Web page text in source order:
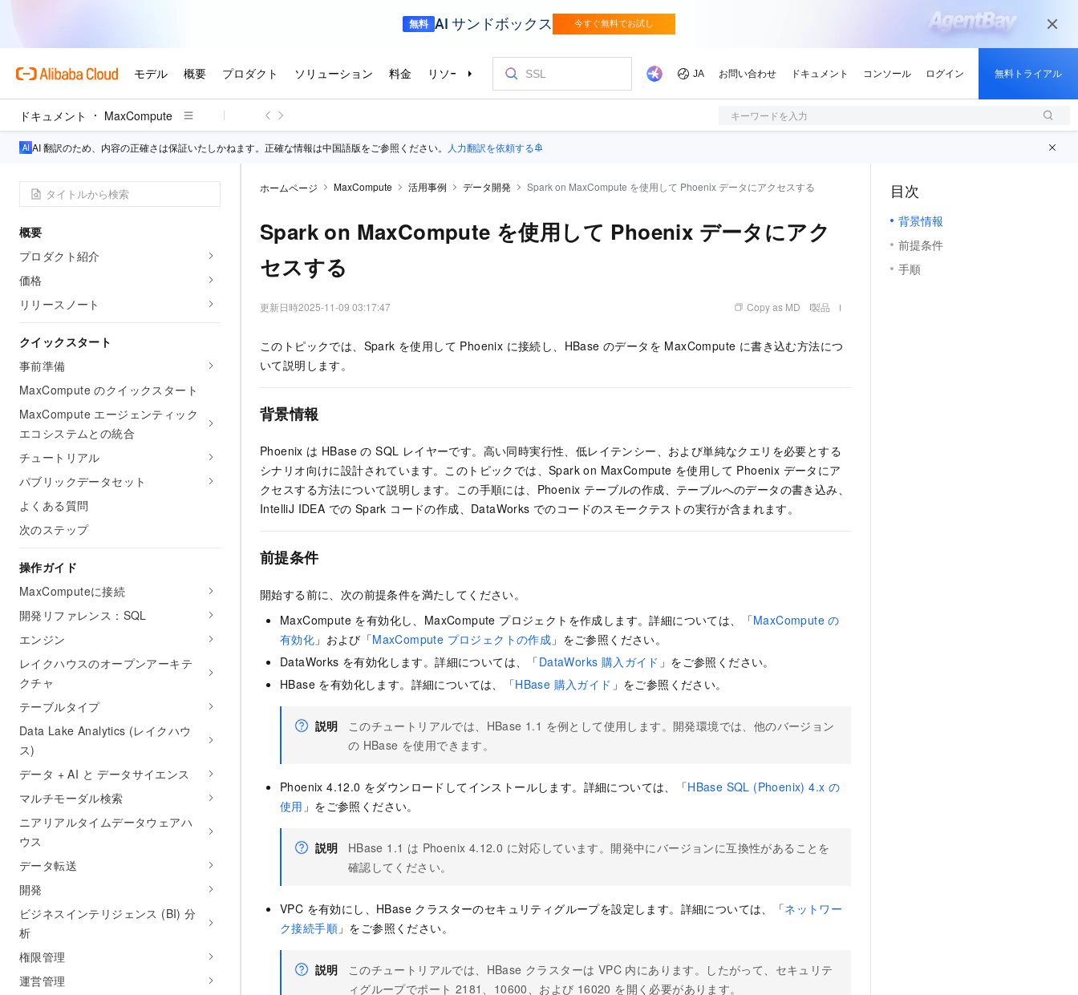
ドキュメント MaxCompute キーワードを入力
AI 翻訳のため、内容の正確さは保証いたしかねます。正確な情報は中国語版をご参照ください。 人力翻訳を依頼する
概要
プロダクト紹介
価格
リリースノート
クイックスタート
事前準備
MaxCompute のクイックスタート
MaxCompute エージェンティック
エコシステムとの統合
チュートリアル
パブリックデータセット
よくある質問
次のステップ
操作ガイド
MaxComputeに接続
開発リファレンス：SQL
エンジン
レイクハウスのオープンアーキテ
クチャ
テーブルタイプ
Data Lake Analytics (レイクハウ
ス)
データ + AI と データサイエンス
マルチモーダル検索
ニアリアルタイムデータウェアハ
ウス
データ転送
開発
ビジネスインテリジェンス (BI) 分
析
権限管理
運営管理
ホームページ MaxCompute 活用事例 データ開発 Spark on MaxCompute を使用して Phoenix データにアクセスする
Spark on MaxCompute を使用して Phoenix データにアク
セスする
更新日時2025-11-09 03:17:47 Copy as MD 製品
このトピックでは、Spark を使用して Phoenix に接続し、HBase のデータを MaxCompute に書き込む方法につ
いて説明します。
背景情報
Phoenix は HBase の SQL レイヤーです。高い同時実行性、低レイテンシー、および単純なクエリを必要とする
シナリオ向けに設計されています。このトピックでは、Spark on MaxCompute を使用して Phoenix データにア
クセスする方法について説明します。この手順には、Phoenix テーブルの作成、テーブルへのデータの書き込み、
IntelliJ IDEA での Spark コードの作成、DataWorks でのコードのスモークテストの実行が含まれます。
前提条件
開始する前に、次の前提条件を満たしてください。
MaxCompute を有効化し、MaxCompute プロジェクトを作成します。詳細については、「MaxCompute の
有効化 」および「MaxCompute プロジェクトの作成 」をご参照ください。
DataWorks を有効化します。詳細については、「DataWorks 購入ガイド 」をご参照ください。
HBase を有効化します。詳細については、「HBase 購入ガイド 」をご参照ください。
説明
このチュートリアルでは、HBase 1.1 を例として使用します。開発環境では、他のバージョン
の HBase を使用できます。
Phoenix 4.12.0 をダウンロードしてインストールします。詳細については、「HBase SQL (Phoenix) 4.x の
使用 」をご参照ください。
説明
HBase 1.1 は Phoenix 4.12.0 に対応しています。開発中にバージョンに互換性があることを
確認してください。
VPC を有効にし、HBase クラスターのセキュリティグループを設定します。詳細については、「ネットワー
ク接続手順 」をご参照ください。
説明
このチュートリアルでは、HBase クラスターは VPC 内にあります。したがって、セキュリテ
ィグループでポート 2181、10600、および 16020 を開く必要があります。
目次
背景情報
前提条件
手順